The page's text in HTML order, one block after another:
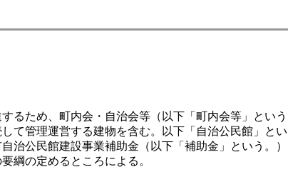
ため、町内会・自治会等（以下「町内会等」とい
て管理運営する建物を含む。以下「自治公民館」と
治公民館建設事業補助金（以下「補助金」という。
綱の定めるところによる。